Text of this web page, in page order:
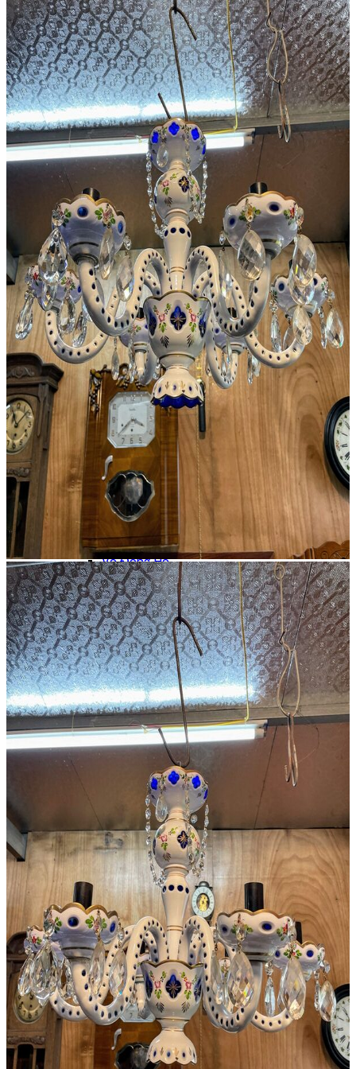
Âu – Bát
Bộ Ấm Chén
Bộ Ly Pha Lê
Lọ Hoa
Đèn Pha Lê
Đèn
Đèn Tiffani
Đèn 3 Dây
Đèn Bàn
Đèn Cây
Đèn Chùm
Đèn Dầu
Đèn Tường
Đèn Tượng
Chân Đèn
Lam Đèn Dầu
Đồ Đồng
Ấm Chén – Âu Đồng
Bàn Kệ Đồng
Bình Lọ Đồng
Chân Nến
Hộp Trang Sức
Phù Điêu
Thánh Giá
Tượng Đồng
Đồ Đồng Khác
Đôn Đồng
Bộ Chân Nến
Chân Nến Đồng
Đồng Hồ
Bộ 3 Món
Bộ Đếm Piano
Chưa Phân Loại
Phù Điêu
Vỏ Đồng Hồ
Đế – Bệ Đồng Hồ
Đồng Hồ Cây – Tủ
Đồng Hồ Treo Tường
Đồng Hồ Tượng
Đồng Hồ Để Bàn
Máy Hát
Hộp Nhạc
Polyphone
Tranh – Ảnh
Khung Tranh
Phù Điêu
Tranh Gỗ
Tranh Sơn Dầu
Tranh Sứ
Tranh Đồng
Tượng
Tượng Gỗ
Tượng Gốm Sứ
Tượng Ngà
Tượng Đồng
Đồ Gia Dụng
Bàn Ghế
Dao Dĩa
Nội Thất
Tủ – Kệ
Điện Thoại
Đồ Gỗ
Bàn Ghế
Bình Phong
Khác
Phù Điêu